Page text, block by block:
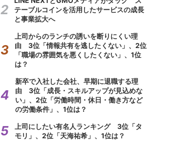
テーブルコインを活用したサービスの成長
と事業拡大へ
上司からのランチの誘いを断りにくい理
由 3位「情報共有を逃したくない」、2位
「職場の雰囲気を悪くしたくない」、1位
は？
新卒で入社した会社、早期に退職する理
由 3位「成長・スキルアップが見込めな
い」、2位「労働時間・休日・働き方など
の労働条件」、1位は？
上司にしたい有名人ランキング 3位「タ
モリ」、2位「天海祐希」、1位は？